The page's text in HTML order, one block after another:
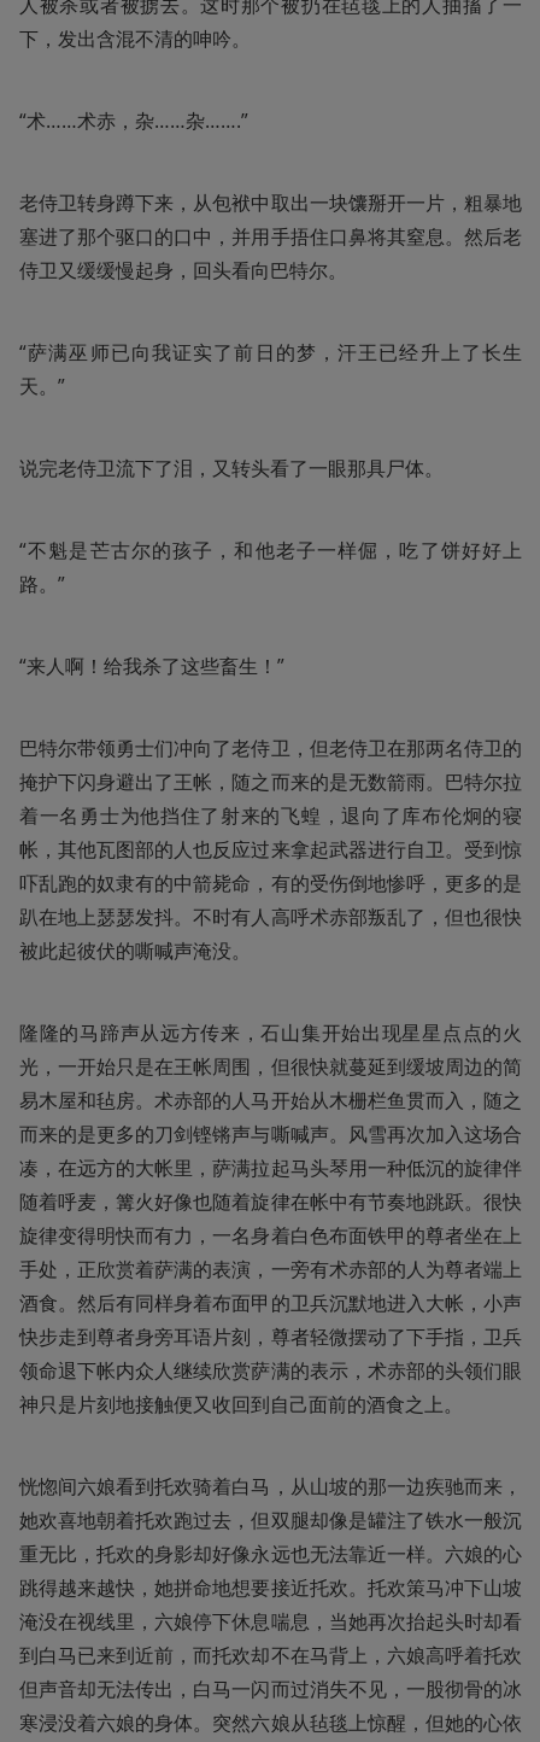
下，发出含混不清的呻吟。
“术……术赤，杂……杂…….”
老侍卫转身蹲下来，从包袱中取出一块馕掰开一片，粗暴地
塞进了那个驱口的口中，并用手捂住口鼻将其窒息。然后老
侍卫又缓缓慢起身，回头看向巴特尔。
“萨满巫师已向我证实了前日的梦，汗王已经升上了长生
天。”
说完老侍卫流下了泪，又转头看了一眼那具尸体。
“不魁是芒古尔的孩子，和他老子一样倔，吃了饼好好上
路。”
“来人啊！给我杀了这些畜生！”
巴特尔带领勇士们冲向了老侍卫，但老侍卫在那两名侍卫的
掩护下闪身避出了王帐，随之而来的是无数箭雨。巴特尔拉
着一名勇士为他挡住了射来的飞蝗，退向了库布伦炯的寝
帐，其他瓦图部的人也反应过来拿起武器进行自卫。受到惊
吓乱跑的奴隶有的中箭毙命，有的受伤倒地惨呼，更多的是
趴在地上瑟瑟发抖。不时有人高呼术赤部叛乱了，但也很快
被此起彼伏的嘶喊声淹没。
隆隆的马蹄声从远方传来，石山集开始出现星星点点的火
光，一开始只是在王帐周围，但很快就蔓延到缓坡周边的简
易木屋和毡房。术赤部的人马开始从木栅栏鱼贯而入，随之
而来的是更多的刀剑铿锵声与嘶喊声。风雪再次加入这场合
凑，在远方的大帐里，萨满拉起马头琴用一种低沉的旋律伴
随着呼麦，篝火好像也随着旋律在帐中有节奏地跳跃。很快
旋律变得明快而有力，一名身着白色布面铁甲的尊者坐在上
手处，正欣赏着萨满的表演，一旁有术赤部的人为尊者端上
酒食。然后有同样身着布面甲的卫兵沉默地进入大帐，小声
快步走到尊者身旁耳语片刻，尊者轻微摆动了下手指，卫兵
领命退下帐内众人继续欣赏萨满的表示，术赤部的头领们眼
神只是片刻地接触便又收回到自己面前的酒食之上。
恍惚间六娘看到托欢骑着白马，从山坡的那一边疾驰而来，
她欢喜地朝着托欢跑过去，但双腿却像是罐注了铁水一般沉
重无比，托欢的身影却好像永远也无法靠近一样。六娘的心
跳得越来越快，她拼命地想要接近托欢。托欢策马冲下山坡
淹没在视线里，六娘停下休息喘息，当她再次抬起头时却看
到白马已来到近前，而托欢却不在马背上，六娘高呼着托欢
但声音却无法传出，白马一闪而过消失不见，一股彻骨的冰
寒浸没着六娘的身体。突然六娘从毡毯上惊醒，但她的心依